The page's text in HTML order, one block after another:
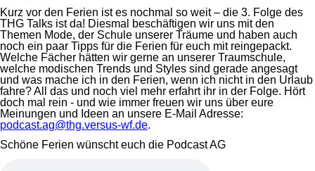
Kurz vor den Ferien ist es nochmal so weit – die 3. Folge des
THG Talks ist da! Diesmal beschäftigen wir uns mit den
Themen Mode, der Schule unserer Träume und haben auch
noch ein paar Tipps für die Ferien für euch mit reingepackt.
Welche Fächer hätten wir gerne an unserer Traumschule,
welche modischen Trends und Styles sind gerade angesagt
und was mache ich in den Ferien, wenn ich nicht in den Urlaub
fahre? All das und noch viel mehr erfahrt ihr in der Folge. Hört
doch mal rein - und wie immer freuen wir uns über eure
Meinungen und Ideen an unsere E-Mail Adresse:
podcast.ag@thg.versus-wf.de.
Schöne Ferien wünscht euch die Podcast AG